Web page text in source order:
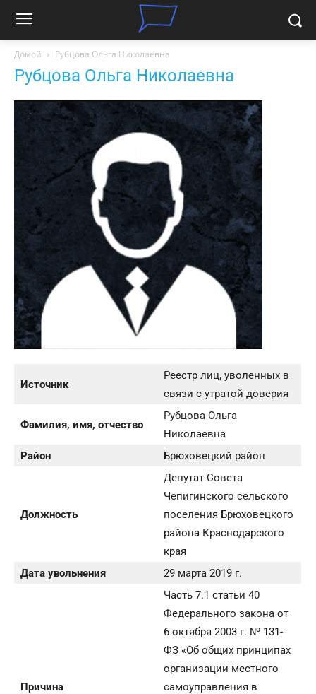
Домой Рубцова Ольга Николаевна
Рубцова Ольга Николаевна
Источник
Реестр лиц, уволенных в
связи с утратой доверия
Фамилия, имя, отчество
Рубцова Ольга
Николаевна
Район
Брюховецкий район
Должность
Депутат Совета
Чепигинского сельского
поселения Брюховецкого
района Краснодарского
края
Дата увольнения
29 марта 2019 г.
Причина
Часть 7.1 статьи 40
Федерального закона от
6 октября 2003 г. № 131-
ФЗ «Об общих принципах
организации местного
самоуправления в